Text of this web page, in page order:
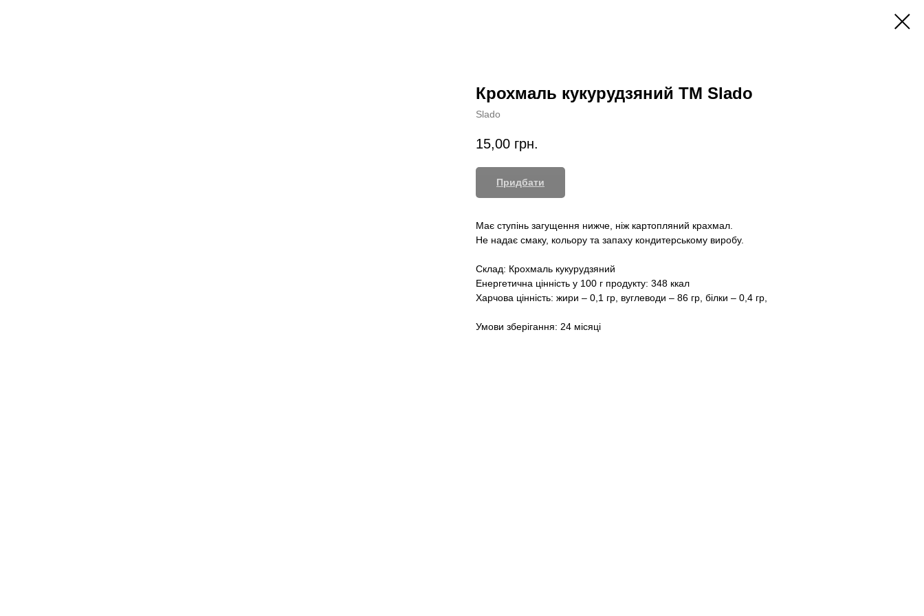
Крохмаль кукурудзяний ТМ Slado
Slado
15,00 грн.
Придбати
Має ступінь загущення нижче, ніж картопляний крахмал.
Не надає смаку, кольору та запаху кондитерському виробу.
Склад: Крохмаль кукурудзяний
Енергетична цінність у 100 г продукту: 348 ккал
Харчова цінність: жири – 0,1 гр, вуглеводи – 86 гр, білки – 0,4 гр,
Умови зберігання: 24 місяці